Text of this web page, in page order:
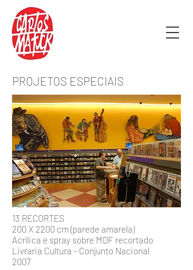
PROJETOS ESPECIAIS
13 RECORTES
200 X 2200 cm (parede amarela)
Acrílica e spray sobre MDF recortado
Livraria Cultura - Conjunto Nacional
2007